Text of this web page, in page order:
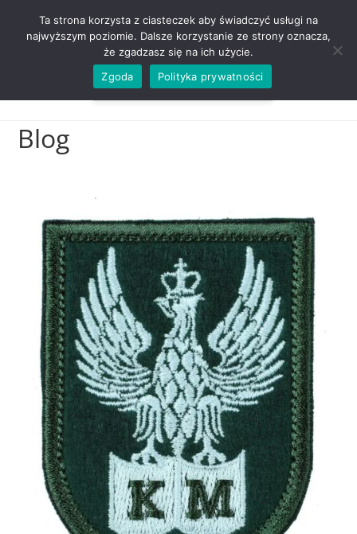
ZADZWOŃ TEL. 600 352 938
Blog
Ta strona korzysta z ciasteczek aby świadczyć usługi na
najwyższym poziomie. Dalsze korzystanie ze strony oznacza,
że zgadzasz się na ich użycie.
Zgoda
Polityka prywatności